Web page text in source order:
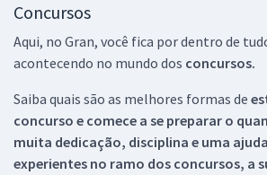
Concursos
Aqui, no Gran, você fica por dentro de
acontecendo no mundo dos concursos.
Saiba quais são as melhores formas de
concurso e comece a se preparar o
muita dedicação, disciplina e uma
experientes no ramo dos concursos, a